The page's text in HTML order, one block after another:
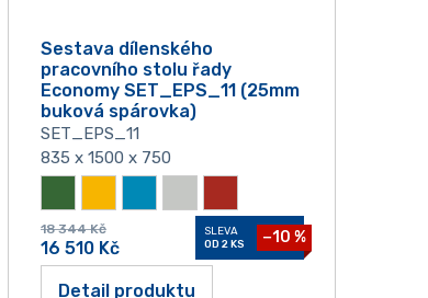
Sestava dílenského
pracovního stolu řady
Economy SET_EPS_11 (25mm
buková spárovka)
SET_EPS_11
835 x 1500 x 750
18 344 Kč
16 510 Kč
SLEVA
OD 2 KS
−10 %
Detail produktu